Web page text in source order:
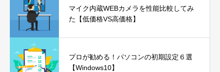
マイク内蔵WEBカメラを性能比較してみ
た【低価格VS高価格】
プロが勧める！パソコンの初期設定６選
【Windows10】